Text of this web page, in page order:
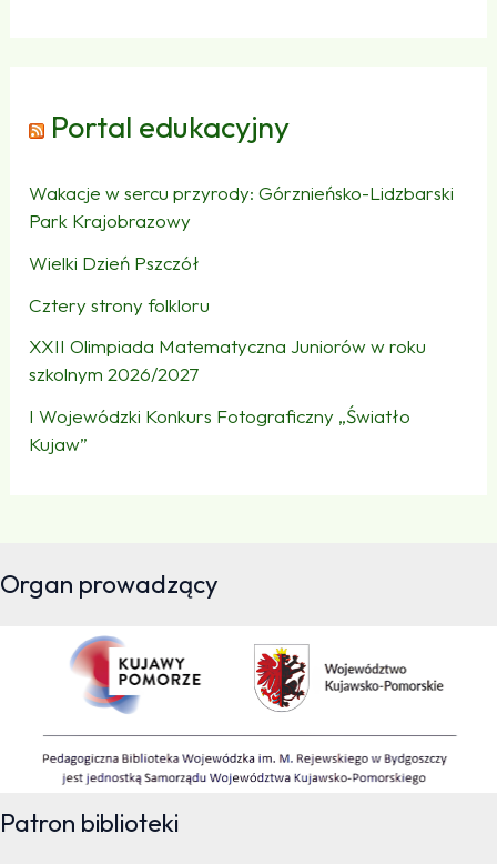
Portal edukacyjny
Wakacje w sercu przyrody: Górznieńsko-Lidzbarski
Park Krajobrazowy
Wielki Dzień Pszczół
Cztery strony folkloru
XXII Olimpiada Matematyczna Juniorów w roku
szkolnym 2026/2027
I Wojewódzki Konkurs Fotograficzny „Światło
Kujaw”
Organ prowadzący
Patron biblioteki